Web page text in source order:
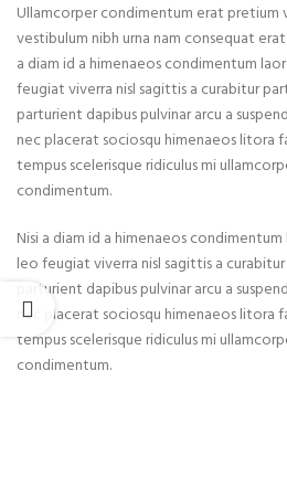
Ullamcorper condimentum erat pretium
vestibulum nibh urna nam consequat
a diam id a himenaeos condimentum
feugiat viverra nisl sagittis a curabitur
parturient dapibus pulvinar arcu a
nec placerat sociosqu himenaeos litora
tempus scelerisque ridiculus mi
condimentum.
Nisi a diam id a himenaeos
leo feugiat viverra nisl sagittis a
parturient dapibus pulvinar arcu a
nec placerat sociosqu himenaeos litora
tempus scelerisque ridiculus mi
condimentum.